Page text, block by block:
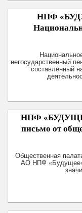
НПФ
негосударственный
составленный
НПФ
письмо от
Общественная
АО НПФ «Будущее»